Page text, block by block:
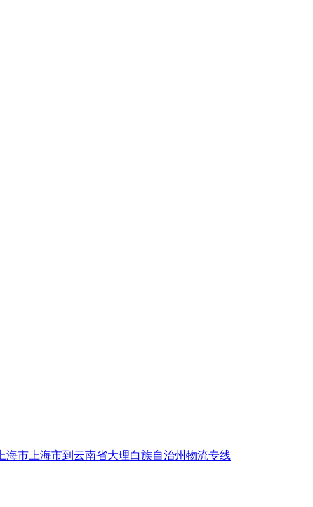
上海市上海市到云南省大理白族自治州物流专线